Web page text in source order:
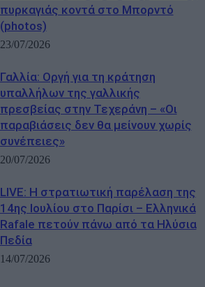
πυρκαγιάς κοντά στο Μπορντό
(photos)
23/07/2026
Γαλλία: Οργή για τη κράτηση
υπαλλήλων της γαλλικής
πρεσβείας στην Τεχεράνη – «Οι
παραβιάσεις δεν θα μείνουν χωρίς
συνέπειες»
20/07/2026
LIVE: Η στρατιωτική παρέλαση της
14ης Ιουλίου στο Παρίσι – Ελληνικά
Rafale πετούν πάνω από τα Ηλύσια
Πεδία
14/07/2026